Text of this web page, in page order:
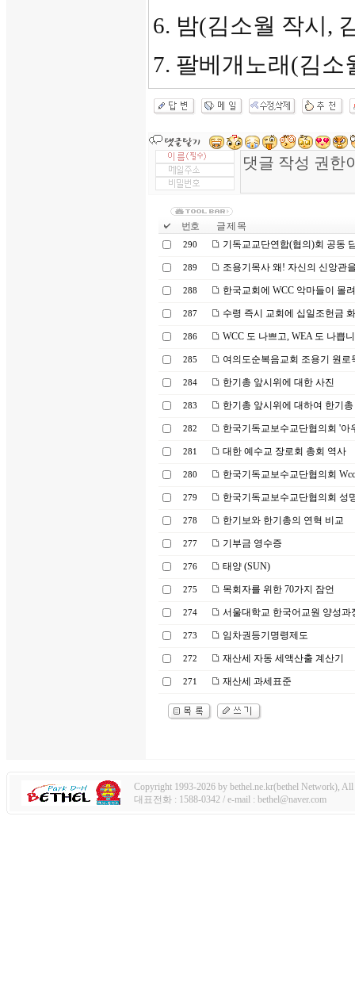
6. 밤(김소월 작시,
7. 팔베개노래(김소
번호 글 제 목
290 기독교교단연합(협의)회 공동
289 조용기목사 왜! 자신의 신앙관
288 한국교회에 WCC 악마들이 몰
287 수령 즉시 교회에 십일조헌금
286 WCC 도 나쁘고, WEA 도 나쁩
285 여의도순복음교회 조용기 원
284 한기총 앞시위에 대한 사진
283 한기총 앞시위에 대하여 한기
282 한국기독교보수교단협의회 '아
281 대한 예수교 장로회 총회 역사
280 한국기독교보수교단협의회
279 한국기독교보수교단협의회 성
278 한기보와 한기총의 연혁 비교
277 기부금 영수증
276 태양 (SUN)
275 목회자를 위한 70가지 잠언
274 서울대학교 한국어교원 양성과
273 임차권등기명령제도
272 재산세 자동 세액산출 계산기
271 재산세 과세표준
Copyright 1993-2026 by bethel.ne.kr(bethel Network), All
대표전화 : 1588-0342 / e-mail : bethel@naver.com